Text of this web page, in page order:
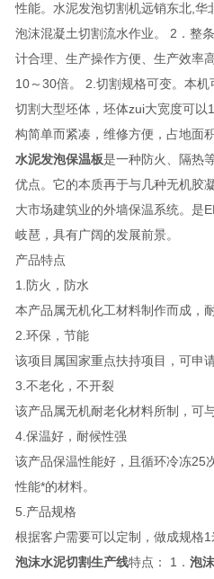
性能。水泥发泡切割机远销东北,
泡沫混凝土切割流水作业。 2．整
计合理、生产操作方便、生产效率
10～30倍。 2.切割规格可变。本
切割大型坯体，坯体zui大宽度可
构简单而紧凑，维修方便，占地面
水泥发泡保温板是一种防火、隔热
优点。它的本质再于与几种无机胶
大市场建筑业的外墙保温系统。是
岐琶，具有广阔的发展前景。
产品特点
1.防火，防水
本产品属无机化工材料制作而成，
2.环保，节能
该项目属国家重点扶持项目，可申
3.不老化，不开裂
该产品属无机耐老化材料所制，可
4.保温好，耐候性强
该产品保温性能好，且循环冷冻25
性能*的材料。
5.产品规格
根据客户需要可以定制，做成规格
泡沫水泥切割生产线特点： 1．泡